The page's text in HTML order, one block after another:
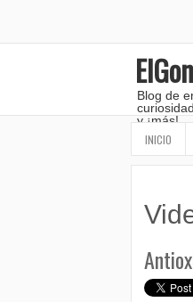
Blog de
y ¡más!
INICIO